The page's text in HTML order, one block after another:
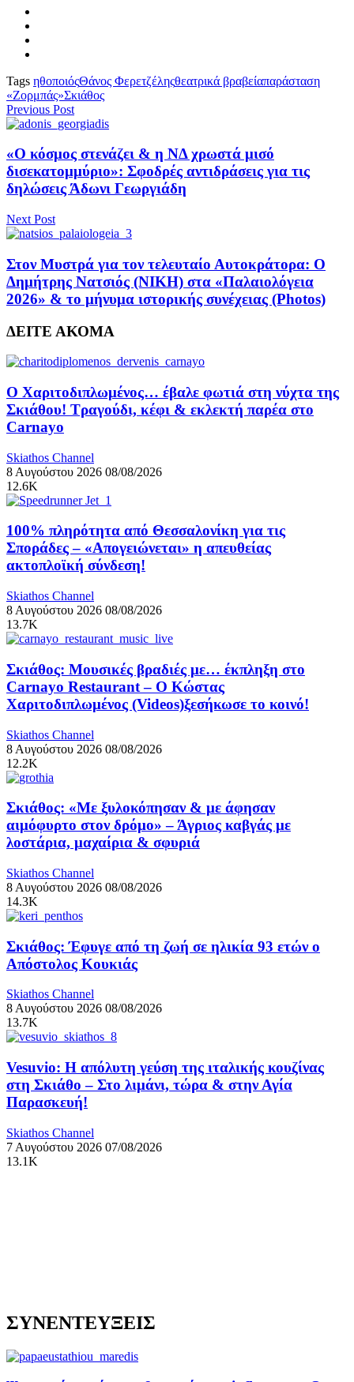
Tags ηθοποιόςΘάνος Φερετζέληςθεατρικά βραβείαπαράσταση
«Ζορμπάς»Σκιάθος
Previous Post
«Ο κόσμος στενάζει & η ΝΔ χρωστά μισό
δισεκατομμύριο»: Σφοδρές αντιδράσεις για τις
δηλώσεις Άδωνι Γεωργιάδη
Next Post
Στον Μυστρά για τον τελευταίο Αυτοκράτορα: Ο
Δημήτρης Νατσιός (ΝΙΚΗ) στα «Παλαιολόγεια
2026» & το μήνυμα ιστορικής συνέχειας (Photos)
ΔΕΙΤΕ ΑΚΟΜΑ
Ο Χαριτοδιπλωμένος… έβαλε φωτιά στη νύχτα της
Σκιάθου! Τραγούδι, κέφι & εκλεκτή παρέα στο
Carnayo
Skiathos Channel
8 Αυγούστου 2026 08/08/2026
12.6K
100% πληρότητα από Θεσσαλονίκη για τις
Σποράδες – «Απογειώνεται» η απευθείας
ακτοπλοϊκή σύνδεση!
Skiathos Channel
8 Αυγούστου 2026 08/08/2026
13.7K
Σκιάθος: Μουσικές βραδιές με… έκπληξη στο
Carnayo Restaurant – Ο Κώστας
Χαριτοδιπλωμένος (Videos)ξεσήκωσε το κοινό!
Skiathos Channel
8 Αυγούστου 2026 08/08/2026
12.2K
Σκιάθος: «Με ξυλοκόπησαν & με άφησαν
αιμόφυρτο στον δρόμο» – Άγριος καβγάς με
λοστάρια, μαχαίρια & σφυριά
Skiathos Channel
8 Αυγούστου 2026 08/08/2026
14.3K
Σκιάθος: Έφυγε από τη ζωή σε ηλικία 93 ετών ο
Απόστολος Κουκιάς
Skiathos Channel
8 Αυγούστου 2026 08/08/2026
13.7K
Vesuvio: Η απόλυτη γεύση της ιταλικής κουζίνας
στη Σκιάθο – Στο λιμάνι, τώρα & στην Αγία
Παρασκευή!
Skiathos Channel
7 Αυγούστου 2026 07/08/2026
13.1K
ΣΥΝΕΝΤΕΥΞΕΙΣ